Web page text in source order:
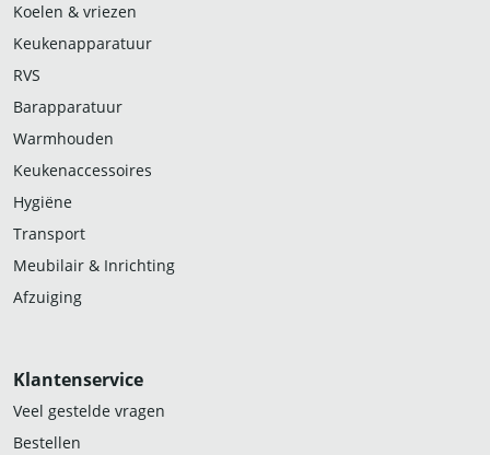
Koelen & vriezen
Keukenapparatuur
RVS
Barapparatuur
Warmhouden
Keukenaccessoires
Hygiëne
Transport
Meubilair & Inrichting
Afzuiging
Klantenservice
Veel gestelde vragen
Bestellen